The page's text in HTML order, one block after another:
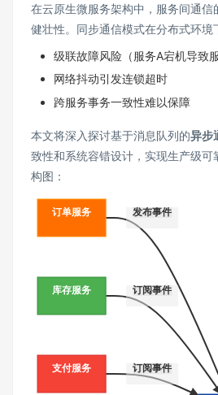
在云原生微服务架构中，服务间通信
健壮性。同步通信模式在分布式环境
级联故障风险（服务A宕机导致
网络抖动引发连锁超时
跨服务事务一致性难以保障
本文将深入探讨基于消息队列的异步
致性和系统容错设计，实现生产级可
构图：
发布事件
订阅事件
订阅事件
订单服务
库存服务
支付服务